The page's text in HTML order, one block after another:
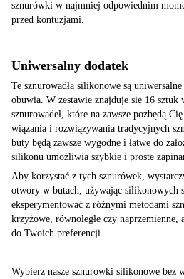
sznurówki w najmniej odpowiednim
przed kontuzjami.
Uniwersalny dodatek
Te sznurowadła silikonowe są
obuwia. W zestawie znajduje się 16 sztuk
sznurowadeł, które na zawsze pozbędą
wiązania i rozwiązywania tradycyjnych
buty będą zawsze wygodne i łatwe do
silikonu umożliwia szybkie i proste
Aby korzystać z tych sznurówek,
otwory w butach, używając silikonowych
eksperymentować z różnymi metodami
krzyżowe, równoległe czy naprzemienne,
do Twoich preferencji.
Wybierz nasze sznurowki silikonowe bez